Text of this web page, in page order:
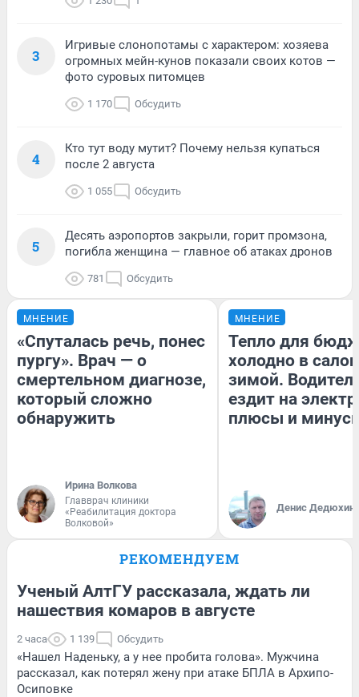
3
Игривые слонопотамы с характером: хозяева
огромных мейн-кунов показали своих котов —
фото суровых питомцев
1 170 Обсудить
4
Кто тут воду мутит? Почему нельзя купаться
после 2 августа
1 055 Обсудить
5
Десять аэропортов закрыли, горит промзона,
погибла женщина — главное об атаках дронов
781 Обсудить
МНЕНИЕ
«Спуталась речь, понес
пургу». Врач — о
смертельном диагнозе,
который сложно
обнаружить
Ирина Волкова
Главврач клиники
«Реабилитация доктора
Волковой»
МНЕНИЕ
Тепло для
холодно в
зимой.
ездит на
плюсы и
Денис Дедюхин
РЕКОМЕНДУЕМ
Ученый АлтГУ рассказала, ждать ли
нашествия комаров в августе
2 часа 1 139 Обсудить
«Нашел Наденьку, а у нее пробита голова». Мужчина
рассказал, как потерял жену при атаке БПЛА в Архипо-
Осиповке